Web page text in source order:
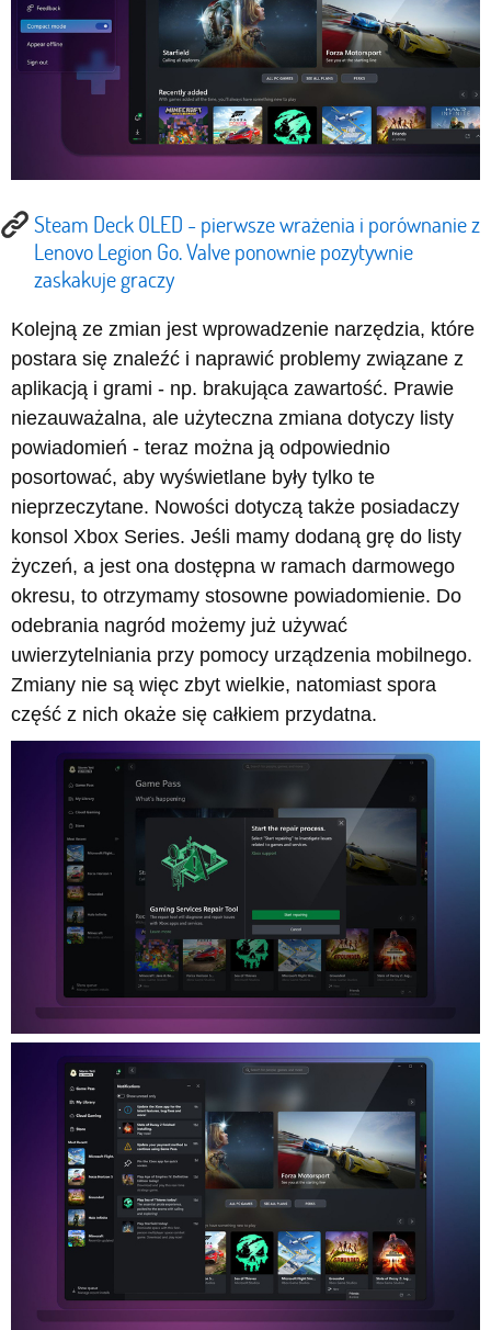
Steam Deck OLED - pierwsze wrażenia i porównanie z
Lenovo Legion Go. Valve ponownie pozytywnie
zaskakuje graczy
Kolejną ze zmian jest wprowadzenie narzędzia, które
postara się znaleźć i naprawić problemy związane z
aplikacją i grami - np. brakująca zawartość. Prawie
niezauważalna, ale użyteczna zmiana dotyczy listy
powiadomień - teraz można ją odpowiednio
posortować, aby wyświetlane były tylko te
nieprzeczytane. Nowości dotyczą także posiadaczy
konsol Xbox Series. Jeśli mamy dodaną grę do listy
życzeń, a jest ona dostępna w ramach darmowego
okresu, to otrzymamy stosowne powiadomienie. Do
odebrania nagród możemy już używać
uwierzytelniania przy pomocy urządzenia mobilnego.
Zmiany nie są więc zbyt wielkie, natomiast spora
część z nich okaże się całkiem przydatna.